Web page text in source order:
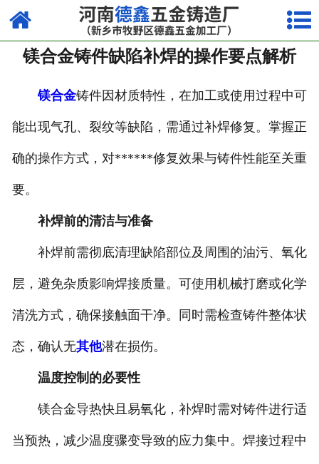
网站首页
走进我们
产品中心
荣誉资质
厂容厂貌
镁合金铸件缺陷补焊的操作要点解析
镁合金铸件因材质特性，在加工或使用过程中可
能出现气孔、裂纹等缺陷，需通过补焊修复。掌握正
确的操作方式，对******修复效果与铸件性能至关重
要。
补焊前的清洁与准备
补焊前需彻底清理缺陷部位及周围的油污、氧化
层，避免杂质影响焊接质量。可使用机械打磨或化学
清洗方式，确保接触面干净。同时需检查铸件整体状
态，确认无其他潜在损伤。
温度控制的必要性
镁合金导热快且易氧化，补焊时需对铸件进行适
当预热，减少温度骤变导致的应力集中。焊接过程中